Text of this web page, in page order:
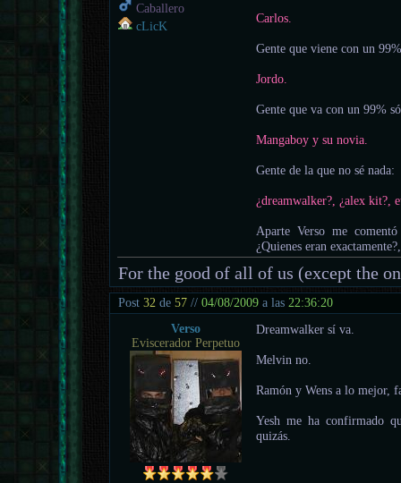
Caballero
cLicK
Carlos.
Gente que viene con un
Jordo.
Gente que va con un 99%
Mangaboy y su novia.
Gente de la que no sé nada:
¿dreamwalker?, ¿alex kit?,
Aparte Verso me
¿Quienes eran
For the good of all of us (except the
Post32 de57 //04/08/2009 a las22:36:20
Verso
Eviscerador Perpetuo
Dreamwalker sí va.
Melvin no.
Ramón y Wens a lo mejor,
Yesh me ha confirmado
quizás.